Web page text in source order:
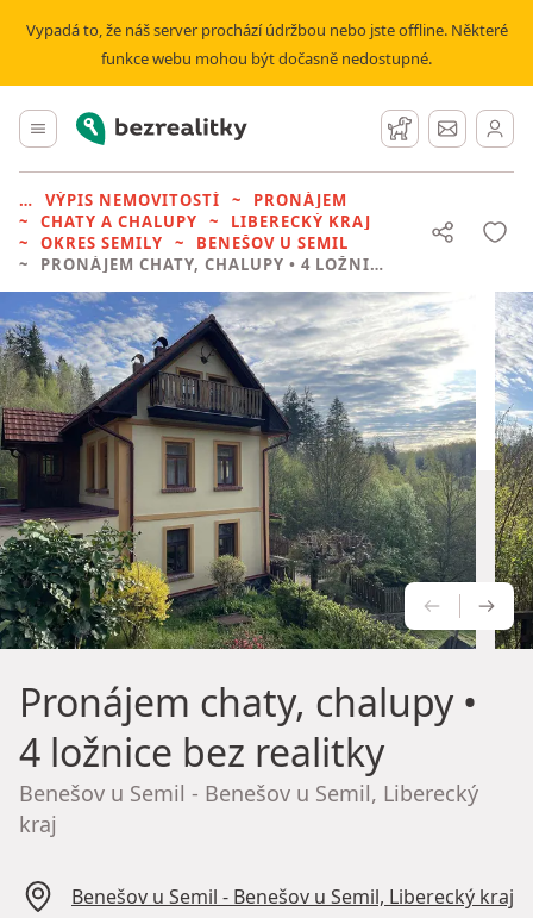
Vypadá to, že náš server prochází údržbou nebo jste offline. Některé
funkce webu mohou být dočasně nedostupné.
Hlavní menu
Bezrealitky Hlídací pes
Zprávy
VÝPIS NEMOVITOSTÍ
PRONÁJEM
CHATY A CHALUPY
LIBERECKÝ KRAJ
OKRES SEMILY
BENEŠOV U SEMIL
PRONÁJEM CHATY, CHALUPY • 4 LOŽNICE BEZ REALITKY
Pronájem chaty, chalupy•
4 ložnice bez realitky
Benešov u Semil - Benešov u Semil, Liberecký
kraj
Benešov u Semil - Benešov u Semil, Liberecký kraj